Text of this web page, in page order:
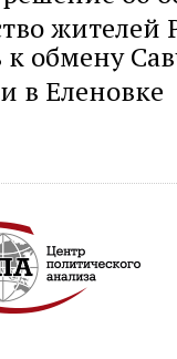
жителей
к обмену
в Еленовке